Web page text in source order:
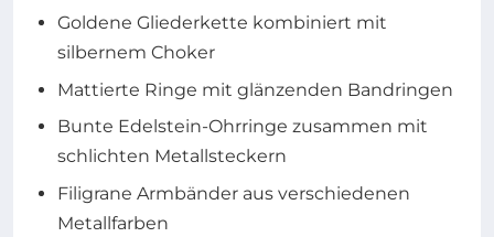
Goldene Gliederkette kombiniert mit
silbernem Choker
Mattierte Ringe mit glänzenden Bandringen
Bunte Edelstein-Ohrringe zusammen mit
schlichten Metallsteckern
Filigrane Armbänder aus verschiedenen
Metallfarben